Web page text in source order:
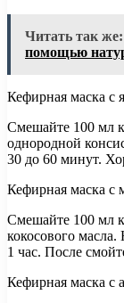
Читать так же:
помощью
Кефирная маска с
Смешайте 100 мл
однородной
30 до 60 минут.
Кефирная маска с
Смешайте 100 мл
кокосового
1 час. После
Кефирная маска с